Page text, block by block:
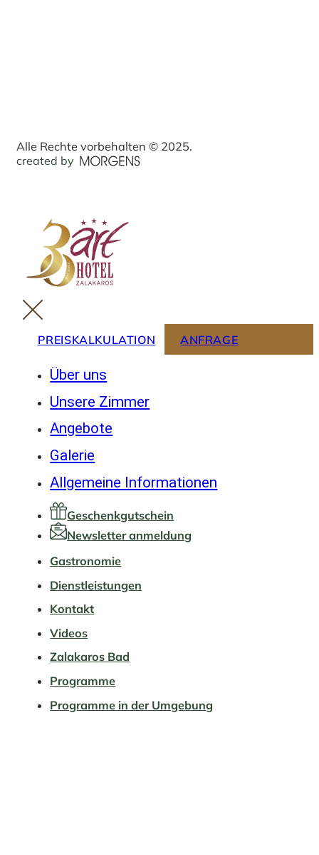
Alle Rechte vorbehalten © 2025.
created by
Über uns
Unsere Zimmer
Angebote
Galerie
Allgemeine Informationen
Geschenkgutschein
Newsletter anmeldung
Gastronomie
Dienstleistungen
Kontakt
Videos
Zalakaros Bad
Programme
Programme in der Umgebung
PREISKALKULATION ANFRAGE